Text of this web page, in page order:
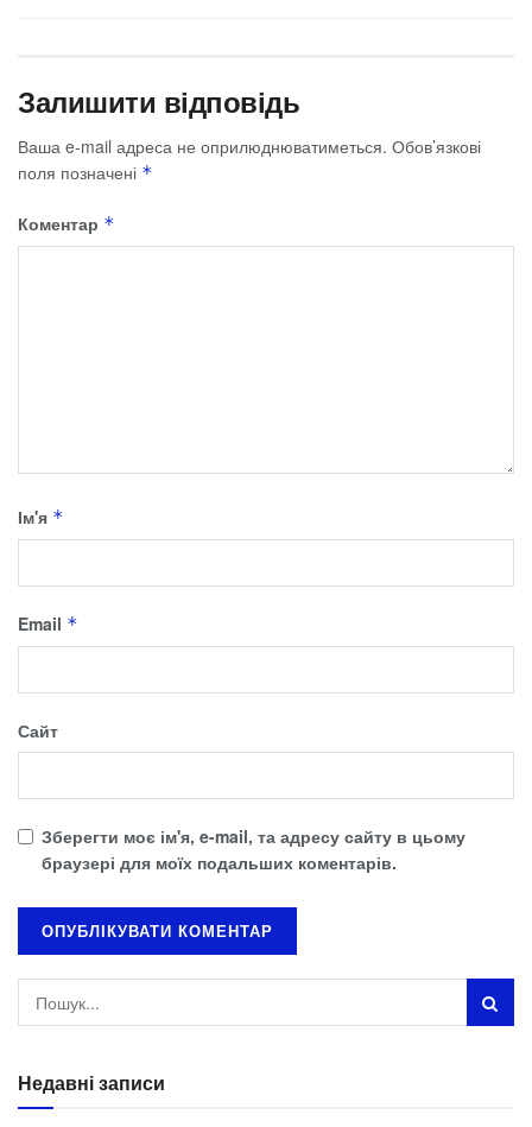
Залишити відповідь
Ваша e-mail адреса не оприлюднюватиметься. Обов’язкові
поля позначені *
Коментар *
Ім'я *
Email *
Сайт
Зберегти моє ім'я, e-mail, та адресу сайту в цьому
браузері для моїх подальших коментарів.
Недавні записи